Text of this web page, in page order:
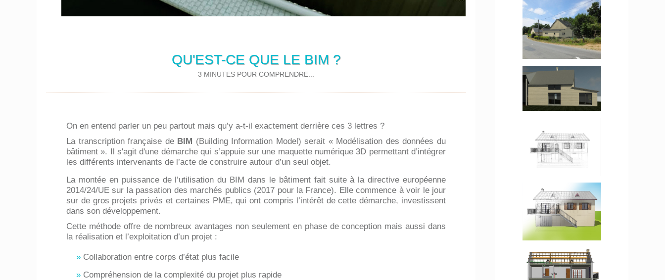
QU'EST-CE QUE LE BIM ?
3 MINUTES POUR COMPRENDRE...
On en entend parler un peu partout mais qu’y a-t-il exactement derrière ces 3 lettres ?
La transcription française deBIM (Building Information Model) serait « Modélisation des données du
bâtiment ». Il s'agit d'une démarche qui s’appuie sur une maquette numérique 3D permettant d’intégrer
les différents intervenants de l’acte de construire autour d’un seul objet.
La montée en puissance de l’utilisation du BIM dans le bâtiment fait suite à la directive européenne
2014/24/UE sur la passation des marchés publics (2017 pour la France). Elle commence à voir le jour
sur de gros projets privés et certaines PME, qui ont compris l’intérêt de cette démarche, investissent
dans son développement.
Cette méthode offre de nombreux avantages non seulement en phase de conception mais aussi dans
la réalisation et l’exploitation d’un projet :
Collaboration entre corps d’état plus facile
Compréhension de la complexité du projet plus rapide